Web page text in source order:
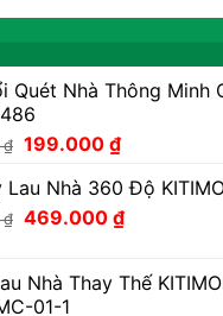
Quét Nhà Thông Minh
₫ Giá
là:
350.000 ₫.
199.000 ₫Giá
tại
là:
Lau Nhà 360 Độ
₫ Giá
800.000 ₫.
469.000 ₫Giá
là:
Nhà Thay Thế
01-1